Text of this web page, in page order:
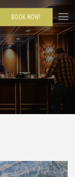
BOOK NOW!